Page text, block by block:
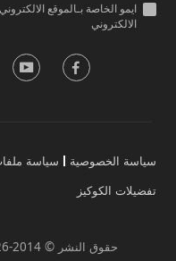
ايمو الخاصة بـالموقع الالكتروني
الالكتروني
سياسة الخصوصية سياسة
تفضيلات الكوكيز
حقوق النشر © 2014-2026 IMOU. كل الحقوق محفوظة.